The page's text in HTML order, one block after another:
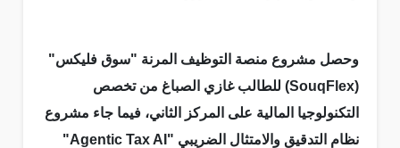
وحصل مشروع منصة التوظيف المرنة "سوق فليكس"
(SouqFlex) للطالب غازي الصباغ من تخصص
التكنولوجيا المالية على المركز الثاني، فيما جاء مشروع
نظام التدقيق والامتثال الضريبي "Agentic Tax AI"